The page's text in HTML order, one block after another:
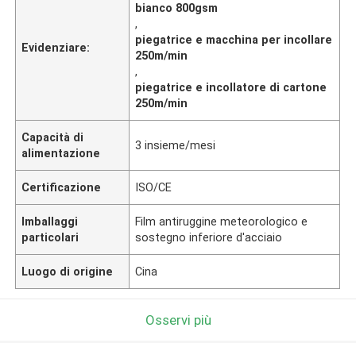
Evidenziare:
bianco 800gsm
,
piegatrice e macchina per incollare
250m/min
,
piegatrice e incollatore di cartone
250m/min
Capacità di
alimentazione
3 insieme/mesi
Certificazione ISO/CE
Imballaggi
particolari
Film antiruggine meteorologico e
sostegno inferiore d'acciaio
Luogo di origine Cina
Osservi più